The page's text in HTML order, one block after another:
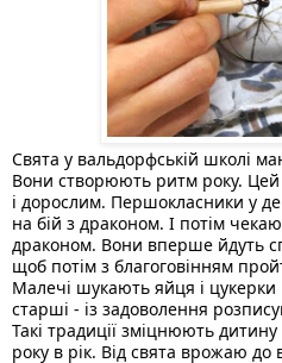
Свята у вальдорфській школі
Вони створюють ритм року. Цей
і дорослим. Першокласники у
на бій з драконом. І потім
драконом. Вони вперше йдуть
щоб потім з благоговінням
Малечі шукають яйця і цукерки
старші - із задоволення
Такі традиції зміцнюють
року в рік. Від свята врожаю до